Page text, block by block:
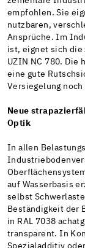
empfohlen. Sie
nutzbaren,
Ansprüche. Im
ist, eignet sich
UZIN NC 780. Die
eine gute
Versiegelung
Neue
Optik
In allen
auf Wasserbasis
selbst
Beständigkeit der
in RAL 7038
transparent. In